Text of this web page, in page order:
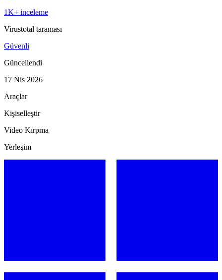
1K+ inceleme
Virustotal taraması
Güvenli
Güncellendi
17 Nis 2026
Araçlar
Kişiselleştir
Video Kırpma
Yerleşim